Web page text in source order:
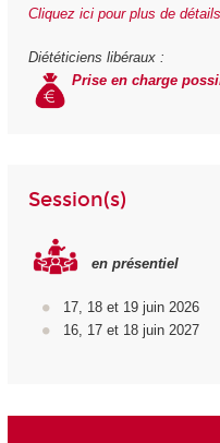
Cliquez ici pour plus de détails
Diététiciens libéraux :
Prise en charge
Session(s)
en présentiel
17, 18 et 19 juin 2026
16, 17 et 18 juin 2027